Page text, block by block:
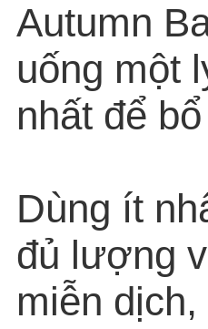
Autumn
uống một
nhất để
Dùng ít
đủ lượng
miễn